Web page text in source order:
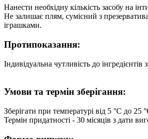
Нанести необхідну кількість засобу на
Не залишає плям, сумісний з
іграшками.
Протипоказання:
Індивідуальна чутливість до інгредієнтів
Умови та термін зберігання:
Зберігати при температурі від 5 °С до 25
Термін придатності - 30 місяців з дати